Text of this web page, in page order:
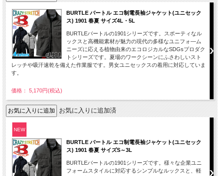
BURTLE バートル エコ制電長袖ジャケット(ユニセック
ス) 1901 春夏 サイズ4L・5L
BURTLEバートルの1901シリーズです。スポーティなル
ックスと高機能素材が魅力の現代の多様なユニフォ―ム
ニーズに応える植物由来のエコロジカルなSDGsプロダク
トシリーズです。夏場のワークシーンにふさわしいスト
レッチや吸汗速乾を備えた作業服です。男女ユニセックスの着用に対応していま
す。
価格： 5,170円(税込)
お気に入りに追加済
NEW
BURTLE バートル エコ制電長袖ジャケット(ユニセック
ス) 1901 春夏 サイズS～3L
BURTLEバートルの1901シリーズです。様々な企業ユニ
フォームスタイルに対応するシンプルなルックスと、軽